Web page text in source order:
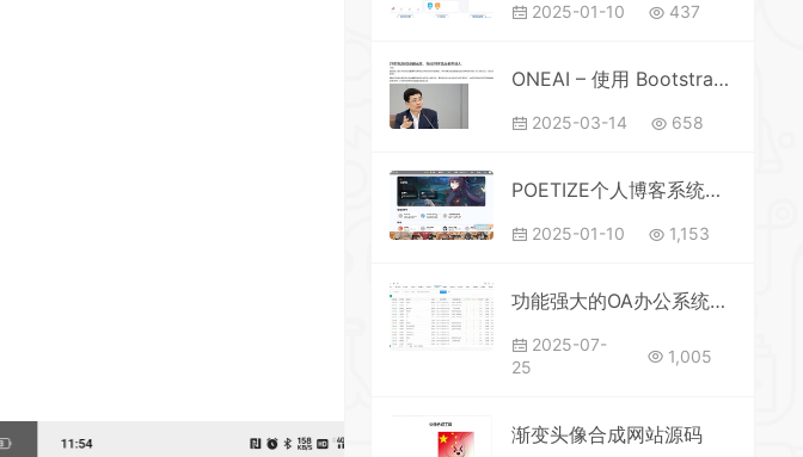
2025-01-10 437
ONEAI – 使用 Bootstrap 的简单 WordPress 主题
2025-03-14 658
POETIZE个人博客系统源码最美博客
2025-01-10 1,153
功能强大的OA办公系统+crm客户管理系统 适用于PC端+手机端 v5.8
2025-07-
25
1,005
渐变头像合成网站源码